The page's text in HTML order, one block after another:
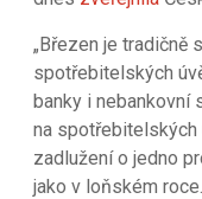
„Březen je tradičně
spotřebitelských
banky i nebankovní
na spotřebitelských
zadlužení o jedno
jako v loňském